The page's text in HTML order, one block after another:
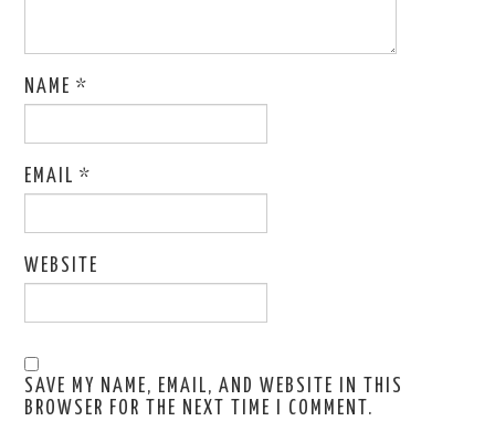
NAME*
EMAIL*
WEBSITE
SAVE MY NAME, EMAIL, AND WEBSITE IN THIS
BROWSER FOR THE NEXT TIME I COMMENT.